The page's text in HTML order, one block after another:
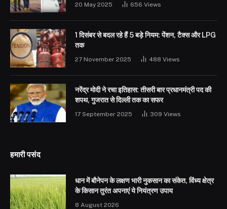
20 May 2025 656 Views
1 दिसंबर से बदल रहे हैं 5 बड़े नियम: पेंशन, टैक्स और LPG
तक
27 November 2025 488 Views
नरेंद्र मोदी ने रचा इतिहास: तीसरी बार प्रधानमंत्री पद की
शपथ, गुजरात से दिल्ली तक का सफर
17 September 2025 309 Views
हमारी पसंद
धान में बौनेपन के लक्षण भारी नुकसान का संकेत, विंध्य क्षेत्र
के किसान तुरंत अपनाएं ये नियंत्रण उपाय
8 August 2026